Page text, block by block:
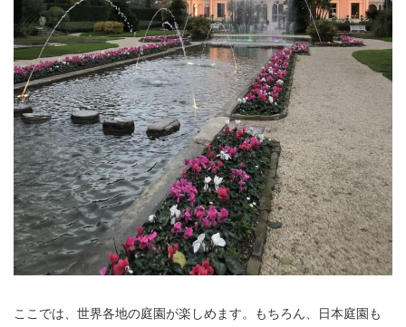
ここでは、世界各地の庭園が楽しめます。もちろん、日本庭園も